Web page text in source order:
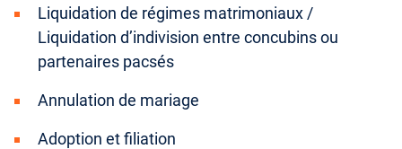
Liquidation de régimes matrimoniaux /
Liquidation d’indivision entre concubins ou
partenaires pacsés
Annulation de mariage
Adoption et filiation